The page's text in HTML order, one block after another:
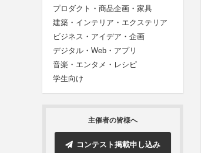
プロダクト・商品企画・家具
建築・インテリア・エクステリア
ビジネス・アイデア・企画
デジタル・Web・アプリ
音楽・エンタメ・レシピ
学生向け
主催者の皆様へ
コンテスト掲載申し込み